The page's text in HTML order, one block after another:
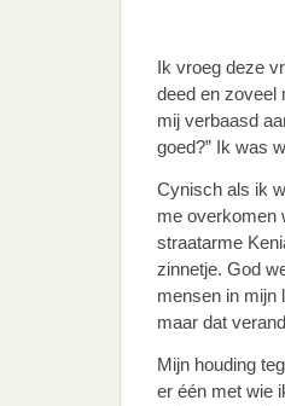
Ik vroeg deze
deed en zoveel
mij verbaasd
goed?” Ik was
Cynisch als ik
me overkomen
straatarme
zinnetje. God
mensen in mijn
maar dat
Mijn houding
er één met wie